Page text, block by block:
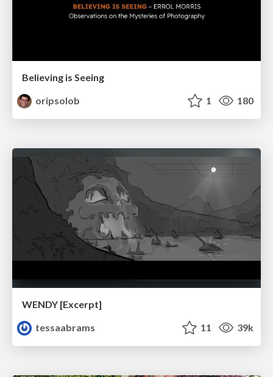
Believing is Seeing
oripsolob
1 180
WENDY [Excerpt]
tessaabrams
11 39k